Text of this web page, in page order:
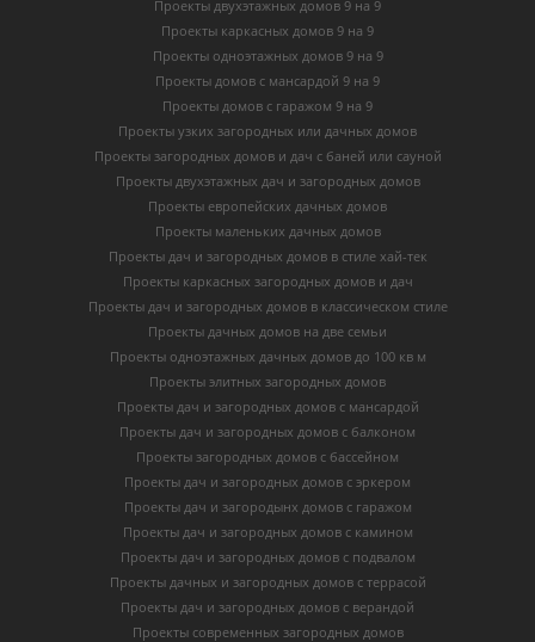
Проекты двухэтажных домов 9 на 9
Проекты каркасных домов 9 на 9
Проекты одноэтажных домов 9 на 9
Проекты домов с мансардой 9 на 9
Проекты домов с гаражом 9 на 9
Проекты узких загородных или дачных домов
Проекты загородных домов и дач с баней или сауной
Проекты двухэтажных дач и загородных домов
Проекты европейских дачных домов
Проекты маленьких дачных домов
Проекты дач и загородных домов в стиле хай-тек
Проекты каркасных загородных домов и дач
Проекты дач и загородных домов в классическом стиле
Проекты дачных домов на две семьи
Проекты одноэтажных дачных домов до 100 кв м
Проекты элитных загородных домов
Проекты дач и загородных домов с мансардой
Проекты дач и загородных домов с балконом
Проекты загородных домов с бассейном
Проекты дач и загородных домов с эркером
Проекты дач и загородынх домов с гаражом
Проекты дач и загородных домов с камином
Проекты дач и загородных домов с подвалом
Проекты дачных и загородных домов с террасой
Проекты дач и загородных домов с верандой
Проекты современных загородных домов